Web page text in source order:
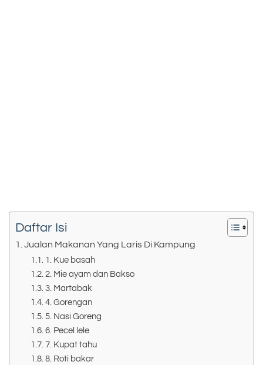
Daftar Isi
Jualan Makanan Yang Laris Di Kampung
1. Kue basah
2. Mie ayam dan Bakso
3. Martabak
4. Gorengan
5. Nasi Goreng
6. Pecel lele
7. Kupat tahu
8. Roti bakar